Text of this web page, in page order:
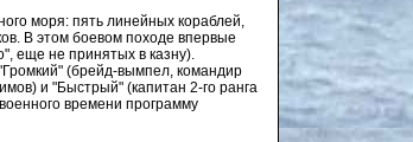
моря: пять линейных кораблей,
В этом боевом походе впервые
еще не принятых в казну).
(брейд-вымпел, командир
и "Быстрый" (капитан 2-го ранга
времени программу